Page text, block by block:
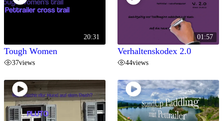
20:31
Tough Women
37views
01:57
Verhaltenskodex 2.0
44views